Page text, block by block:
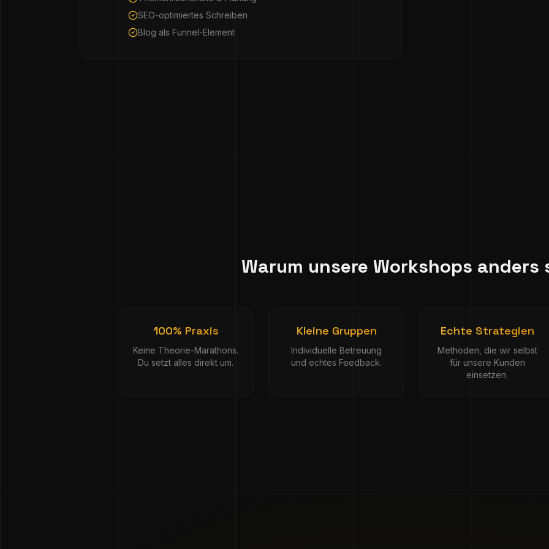
SEO-optimiertes Schreiben
Blog als Funnel-Element
Warum unsere Workshops anders
100% Praxis
Keine Theorie-Marathons.
Du setzt alles direkt um.
Kleine Gruppen
Individuelle Betreuung
und echtes Feedback.
Echte Strategien
Methoden, die wir selbst
für unsere Kunden
einsetzen.